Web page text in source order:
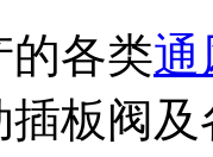
的各类通
板阀